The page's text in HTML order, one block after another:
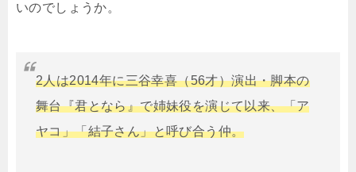
いのでしょうか。
2人は2014年に三谷幸喜（56才）演出・脚本の
舞台『君となら』で姉妹役を演じて以来、「ア
ヤコ」「結子さん」と呼び合う仲。